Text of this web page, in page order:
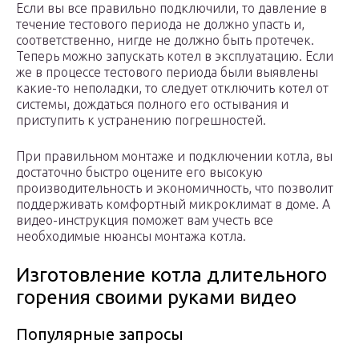
Если вы все правильно подключили, то давление в
течение тестового периода не должно упасть и,
соответственно, нигде не должно быть протечек.
Теперь можно запускать котел в эксплуатацию. Если
же в процессе тестового периода были выявлены
какие-то неполадки, то следует отключить котел от
системы, дождаться полного его остывания и
приступить к устранению погрешностей.
При правильном монтаже и подключении котла, вы
достаточно быстро оцените его высокую
производительность и экономичность, что позволит
поддерживать комфортный микроклимат в доме. А
видео-инструкция поможет вам учесть все
необходимые нюансы монтажа котла.
Изготовление котла длительного
горения своими руками видео
Популярные запросы